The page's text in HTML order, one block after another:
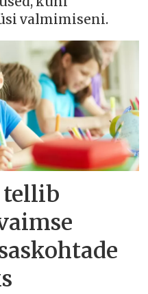
valmimiseni.